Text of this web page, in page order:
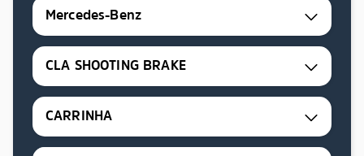
Mercedes-Benz
CLA SHOOTING BRAKE
CARRINHA